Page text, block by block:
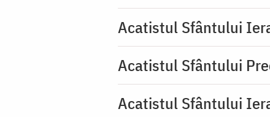
Acatistul Sfântului
Acatistul Sfântului
Acatistul Sfântului